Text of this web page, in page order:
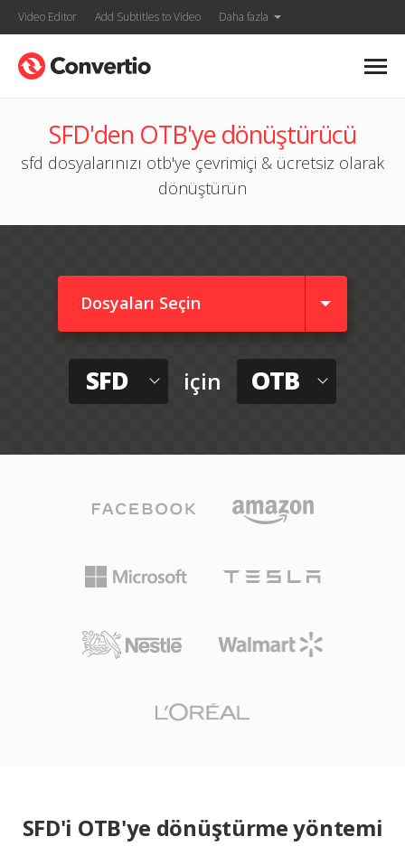
Video Editor Add Subtitles to Video Daha fazla
SFD'den OTB'ye dönüştürücü
sfd dosyalarınızı otb'ye çevrimiçi & ücretsiz olarak
dönüştürün
Dosyaları Seçin
SFD için OTB
SFD'i OTB'ye dönüştürme yöntemi